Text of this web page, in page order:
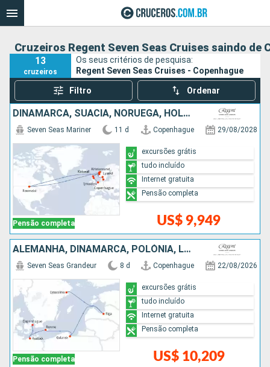
Cruzeiros Regent Seven Seas Cruises saindo de
13
cruzeiros
Os seus critérios de pesquisa:
Regent Seven Seas Cruises - Copenhague
Filtro Ordenar
DINAMARCA, SUÃCIA, NORUEGA, HOLANDA
Pensão completa
Seven Seas Mariner 11 d Copenhague 29/08/2028
US$ 9,949
excursões grátis
tudo incluído
Internet gratuita
Pensão completa
ALEMANHA, DINAMARCA, POLÓNIA, LETÔNIA, SUÃCIA
Pensão completa
Seven Seas Grandeur 8 d Copenhague 22/08/2026
US$ 10,209
excursões grátis
tudo incluído
Internet gratuita
Pensão completa